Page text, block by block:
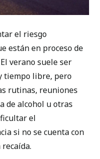
el riesgo
están en proceso de
verano suele ser
tiempo libre, pero
rutinas, reuniones
de alcohol u otras
el
si no se cuenta con